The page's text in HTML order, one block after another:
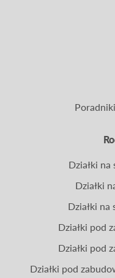
Działki na
Działki
Działki na
Działki pod
Działki pod
Działki pod